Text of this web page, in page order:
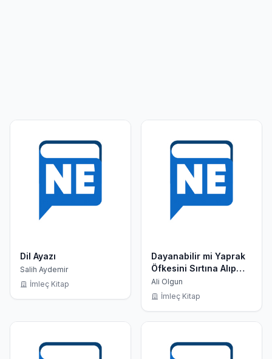
Dil Ayazı
Salih Aydemir
İmleç Kitap
Dayanabilir mi Yaprak
Öfkesini Sırtına Alıp
Gelen Rüzgara
Ali Olgun
İmleç Kitap